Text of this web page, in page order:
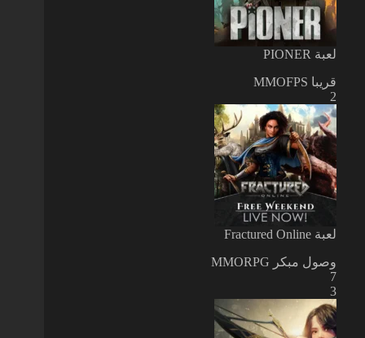
لعبة PIONER
قريبا MMOFPS
2
لعبة Fractured Online
وصول مبكر MMORPG
7
3